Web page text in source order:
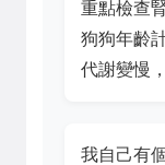
重點檢查
狗狗年齡
代謝變慢
我自己有